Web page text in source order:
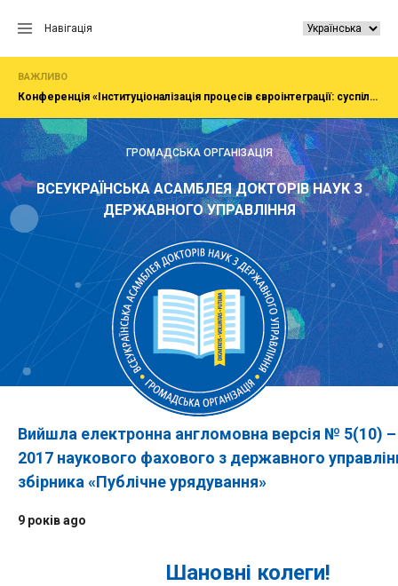
Навігація
ВАЖЛИВО
Конференція «Інституціоналізація процесів євроінтеграції: суспільство, економіка, адміністрування»
ГРОМАДСЬКА ОРГАНІЗАЦІЯ
ВСЕУКРАЇНСЬКА АСАМБЛЕЯ ДОКТОРІВ НАУК З
ДЕРЖАВНОГО УПРАВЛІННЯ
Вийшла електронна англомовна версія № 5(10) –
2017 наукового фахового з державного
збірника «Публічне урядування»
9 років ago
Шановні колеги!